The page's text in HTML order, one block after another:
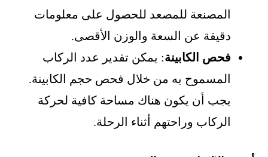
المصنعة للمصعد للحصول على معلومات
دقيقة عن السعة والوزن الأقصى.
فحص الكابينة: يمكن تقدير عدد الركاب
المسموح به من خلال فحص حجم الكابينة.
يجب أن يكون هناك مساحة كافية لحركة
الركاب وراحتهم أثناء الرحلة.